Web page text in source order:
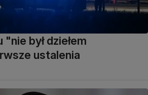
był dziełem
ustalenia